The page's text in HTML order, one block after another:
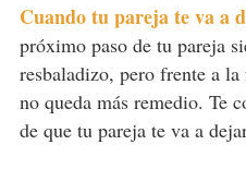
Cuando tu pareja te va a
próximo paso de tu pareja
resbaladizo, pero frente a la
no queda más remedio. Te
de que tu pareja te va a